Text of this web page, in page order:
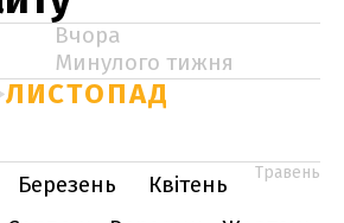
Вчора
Минулого тижня
ЛИСТОПАД
Березень Квітень Травень